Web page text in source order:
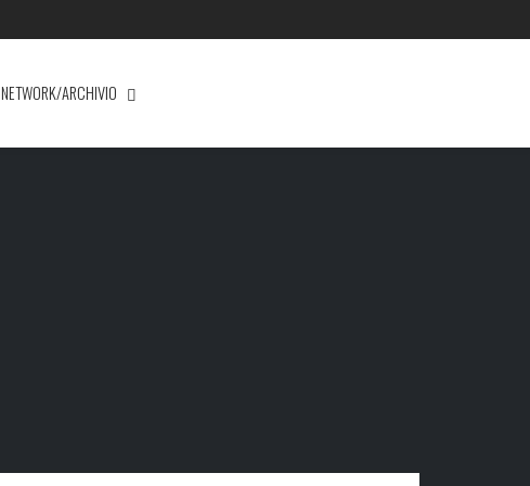
NETWORK/ARCHIVIO